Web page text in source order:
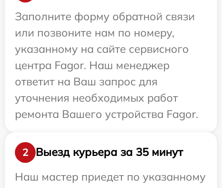
Заполните форму обратной связи
или позвоните нам по номеру,
указанному на сайте сервисного
центра Fagor. Наш менеджер
ответит на Ваш запрос для
уточнения необходимых работ
ремонта Вашего устройства Fagor.
2
Выезд курьера за 35 минут
Наш мастер приедет по указанному